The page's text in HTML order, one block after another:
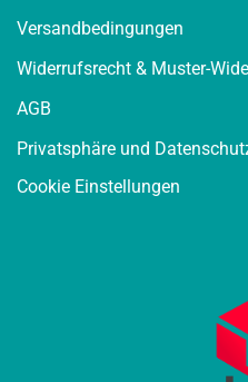
Versandbedingungen
Widerrufsrecht & Muster-
AGB
Privatsphäre und
Cookie Einstellungen